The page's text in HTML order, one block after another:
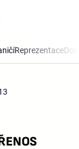
Reprezentace